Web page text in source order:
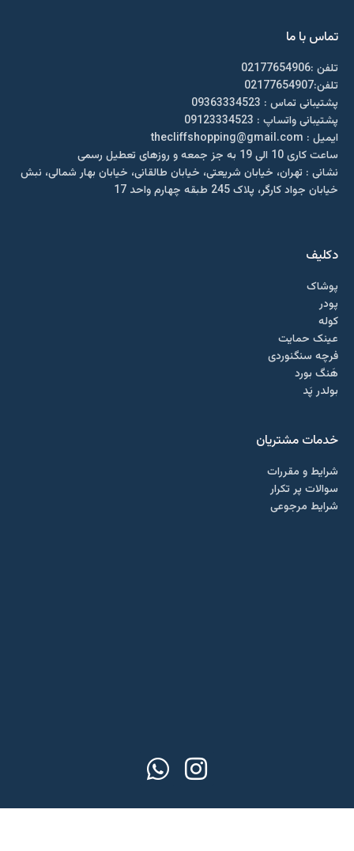
تماس با ما
تلفن :02177654906
تلفن:02177654907
پشتیبانی تماس : 09363334523
پشتیبانی واتساپ : 09123334523
ايميل : thecliffshopping@gmail.com
ساعت کاری 10 الی 19 به جز جمعه و روزهای تعطیل رسمی
نشانی : تهران، خیابان شریعتی، خیابان طالقانی، خیابان بهار شمالی، نبش
خیابان جواد کارگر، پلاک 245 طبقه چهارم واحد 17
دکلیف​
پوشاک
پودر
کوله
عینک حمایت
فرچه سنگنوردی
هَنگ بورد
بولدر پَد
خدمات مشتریان
شرایط و مقررات
سوالات پر تکرار
شرایط مرجوعی